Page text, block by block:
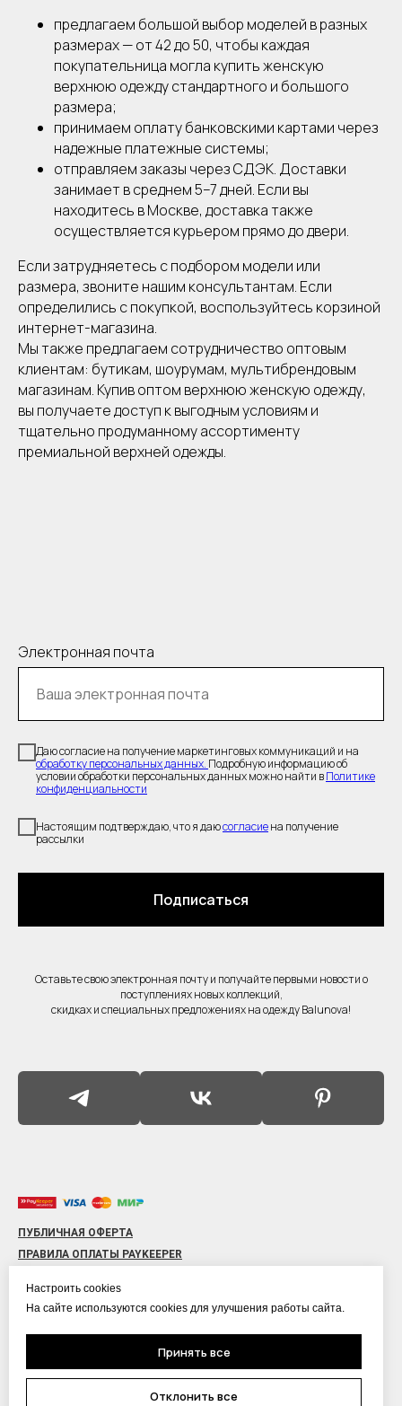
Настроить cookies
На сайте используются cookies для улучшения работы сайта.
Принять все
Отклонить все
предлагаем большой выбор моделей в разных
размерах — от 42 до 50, чтобы каждая
покупательница могла купить женскую
верхнюю одежду стандартного и большого
размера;
принимаем оплату банковскими картами через
надежные платежные системы;
отправляем заказы через СДЭК. Доставки
занимает в среднем 5–7 дней. Если вы
находитесь в Москве, доставка также
осуществляется курьером прямо до двери.
Если затрудняетесь с подбором модели или
размера, звоните нашим консультантам. Если
определились с покупкой, воспользуйтесь корзиной
интернет-магазина.
Мы также предлагаем сотрудничество оптовым
клиентам: бутикам, шоурумам, мультибрендовым
магазинам. Купив оптом верхнюю женскую одежду,
вы получаете доступ к выгодным условиям и
тщательно продуманному ассортименту
премиальной верхней одежды.
Электронная почта
Даю согласие на получение маркетинговых коммуникаций и на
обработку персональных данных. Подробную информацию об
условии обработки персональных данных можно найти вПолитике
конфиденциальности
Настоящим подтверждаю, что я даюсогласиена получение
рассылки
Подписаться
Оставьте свою электронная почту и получайте первыми новости о
поступлениях новых коллекций,
скидках и специальных предложениях на одежду Balunova!
ПУБЛИЧНАЯ ОФЕРТА
ПРАВИЛА ОПЛАТЫ PAYKEEPER
ОБРАБОТКА ПЕРСОНАЛЬНЫХ ДАННЫХ
ООО "Сититренд" ИНН: 9703093076 ОГРН: